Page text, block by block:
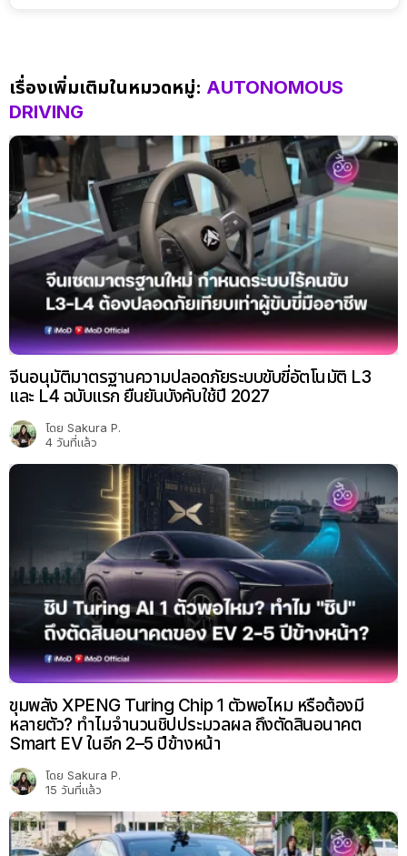
เรื่องเพิ่มเติมในหมวดหมู่: AUTONOMOUS
DRIVING
จีนอนุมัติมาตรฐานความปลอดภัยระบบขับขี่อัตโนมัติ L3
และ L4 ฉบับแรก ยืนยันบังคับใช้ปี 2027
โดย Sakura P.
4 วันที่แล้ว
ขุมพลัง XPENG Turing Chip 1 ตัวพอไหม หรือต้องมี
หลายตัว? ทำไมจำนวนชิปประมวลผล ถึงตัดสินอนาคต
Smart EV ในอีก 2–5 ปีข้างหน้า
โดย Sakura P.
15 วันที่แล้ว